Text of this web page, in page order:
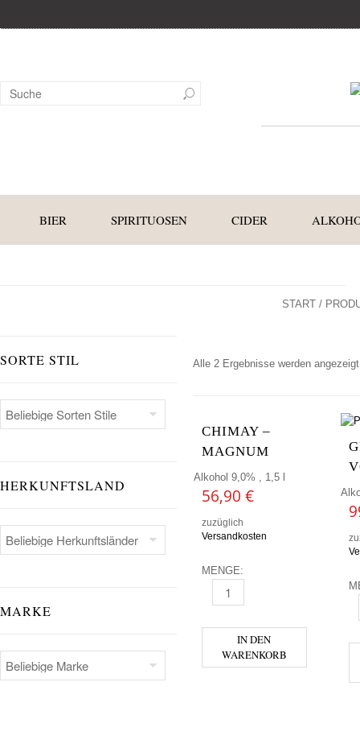
BIER SPIRITUOSEN CIDER
START/
SORTE STIL
HERKUNFTSLAND
MARKE
Alle 2 Ergebnisse werden angezeigt
CHIMAY –
MAGNUM
Alkohol 9,0% , 1,5 l
56,90 €
zuzüglich
Versandkosten
MENGE:
CHIMAY - MAGNUM MENGE
IN DEN
WARENKORB